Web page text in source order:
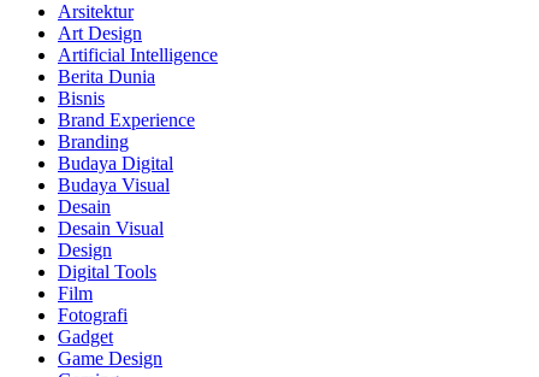
Arsitektur
Art Design
Artificial Intelligence
Berita Dunia
Bisnis
Brand Experience
Branding
Budaya Digital
Budaya Visual
Desain
Desain Visual
Design
Digital Tools
Film
Fotografi
Gadget
Game Design